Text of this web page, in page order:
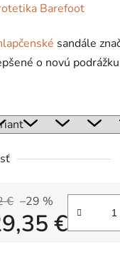
Barefoot
sandále
o novú
€ –29 %
€